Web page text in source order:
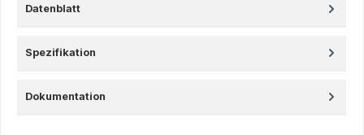
Datenblatt
Spezifikation
Dokumentation